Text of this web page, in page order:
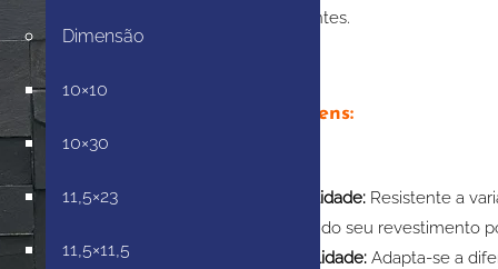
Dimensão
10×10
10×30
11,5×23
11,5×11,5
ambientes.
Vantagens:
Durabilidade: Resistente a
beleza do seu revestimento
Versatilidade: Adapta-se a